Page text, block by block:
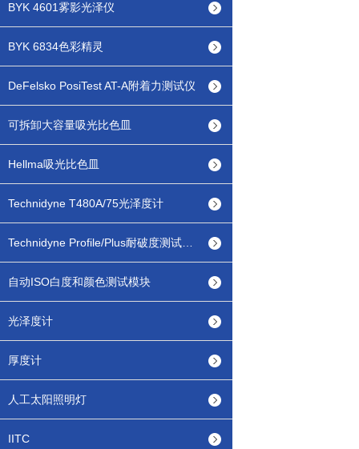
BYK 4601雾影光泽仪
BYK 6834色彩精灵
DeFelsko PosiTest AT-A附着力测试仪
可拆卸大容量吸光比色皿
Hellma吸光比色皿
Technidyne T480A/75光泽度计
自动ISO白度和颜色测试模块
光泽度计
厚度计
人工太阳照明灯
IITC